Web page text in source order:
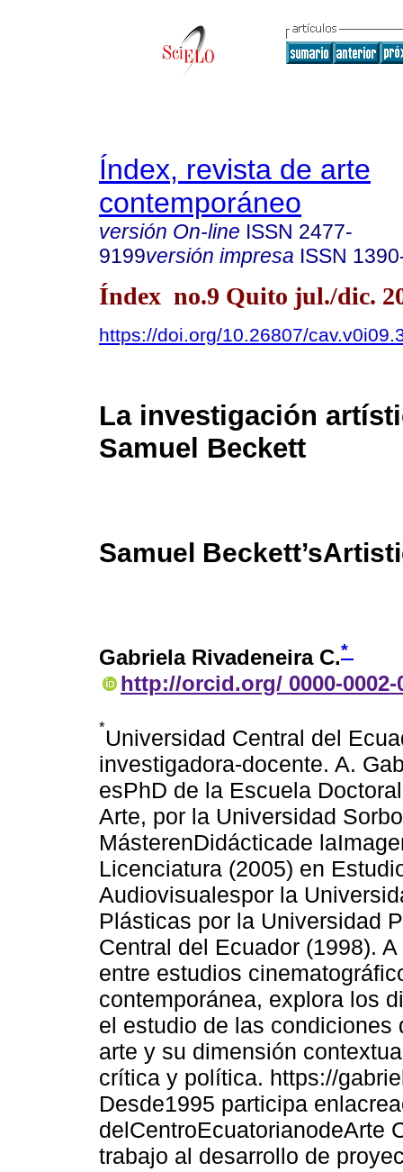
Índex, revista de arte
contemporáneo
versión On-line ISSN 2477-
9199versión impresa ISSN
Índex no.9 Quito jul./dic.
https://doi.org/10.26807/
La investigación
Samuel Beckett
Samuel
Gabriela Rivadeneira C.*
http://orcid.org/ 0000-0002-
*Universidad Central del
investigadora-docente. A.
esPhD de la Escuela
Arte, por la Universidad
MásterenDidácticade
Licenciatura (2005) en
Audiovisualespor la
Plásticas por la Universidad
Central del Ecuador (1998).
entre estudios
contemporánea, explora los
el estudio de las
arte y su dimensión
crítica y política. https://
Desde1995 participa
delCentroEcuatorianodeArte
trabajo al desarrollo de